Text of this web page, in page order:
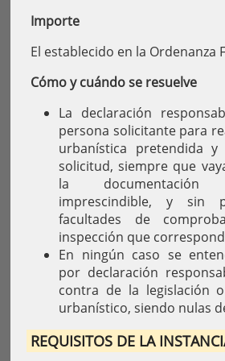
Importe
El establecido en la Ordenanza
Cómo y cuándo se resuelve
La declaración
persona solicitante para
urbanística pretendida
solicitud, siempre que
la
imprescindible, y sin
facultades de
inspección que
En ningún caso se
por declaración
contra de la legislación
urbanístico, siendo nulas
REQUISITOS DE LA